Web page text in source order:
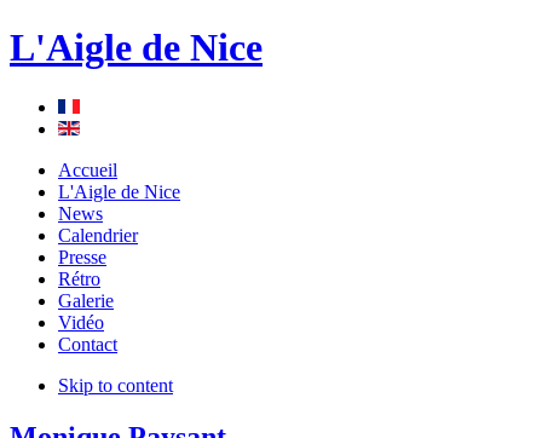
L'Aigle de Nice
Accueil
L'Aigle de Nice
News
Calendrier
Presse
Rétro
Galerie
Vidéo
Contact
Skip to content